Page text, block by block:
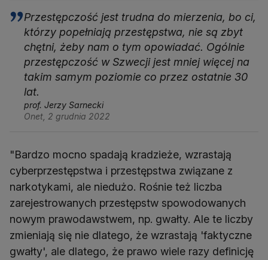
Przestępczość jest trudna do mierzenia, bo ci,
którzy popełniają przestępstwa, nie są zbyt
chętni, żeby nam o tym opowiadać. Ogólnie
przestępczość w Szwecji jest mniej więcej na
takim samym poziomie co przez ostatnie 30
lat.
prof. Jerzy Sarnecki
Onet, 2 grudnia 2022
"Bardzo mocno spadają kradzieże, wzrastają
cyberprzestępstwa i przestępstwa związane z
narkotykami, ale niedużo. Rośnie też liczba
zarejestrowanych przestępstw spowodowanych
nowym prawodawstwem, np. gwałty. Ale te liczby
zmieniają się nie dlatego, że wzrastają 'faktyczne
gwałty', ale dlatego, że prawo wiele razy definicję